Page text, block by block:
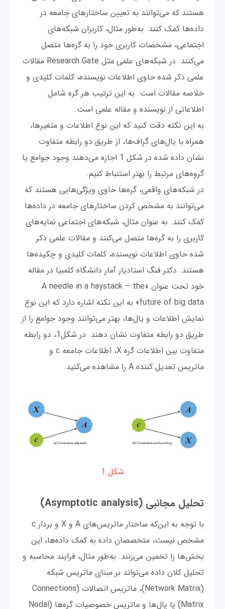
هستند که می‌توانند به تعیین ساختارهای جامعه در
داده‌ها کمک کنند. به‌طور مثال، کاربران شبکه‌های
اجتماعی، مشخصات کاربری خود را به گره‌ها متصل
می‌کنند. در شبکه‌های علمی مثل Research Gate مقالات
علمی ذکر شده حاوی اطلاعات نویسنده، کلمات کلیدی و
خلاصه مقالات است. به این ترتیب هر گره شامل
اطلاعاتی از نویسنده و مقاله علمی است.
به این نکته دقت کنید که این نوع اطلاعات و متغیرها،
همراه با یال‌های گراف‌ها، از طریق دو رابطه متفاوت
نشان داده شده در شکل 1 اجازه می‌دهند وجود جوامع یا
گروه‌های مرتبط را بهتر استنباط کنیم.
در شبکه‌های واقعی، گره‌ها حاوی ویژگی‌هایی هستند که
می‌توانند به مشخص کردن ساختارهای جامعه در داده‌ها
کمک کنند. به عنوان مثال، شبکه‌های اجتماعی نمایه‌های
کاربری را به گره‌ها متصل می‌کنند و مقالات علمی ذکر
شده حاوی اطلاعات نویسنده، کلمات کلیدی و چکیده‌ها
هستند. دکتر فنگ استادیار آمار دانشگاه کلمبیا در مقاله
خود تحت عنوان «A needle in a haystack – the
future of big data» به این نکته اشاره دارد که این نوع
نمایش اطلاعات و یال‌ها، بهتر می‌توانند وجود جوامع را از
طریق دو رابطه متفاوت نشان دهند. در شکل1، دو رابطه
متفاوت بین اطلاعات گره X، اطلاعات جامعه c و
ماتریس تعدیل کننده A را مشاهده می‌کنید.
شکل 1
تحلیل مجانبی (Asymptotic analysis)
با توجه به این‌که ساختار ماتریس‌های A و X و بردار c
مشخص نیست، متخصصان داده به کمک داده‌ها، این
بخش‌ها را تخمین می‌زنند. به‌طور مثال، فرایند محاسبه و
تحلیل کلان داده می‌تواند بر مبنای ماتریس شبکه
(Network Matrix)، ماتریس اتصالات (Connections
Matrix) یا یال‌ها و ماتریس خصوصیات گره‌ها (Nodal